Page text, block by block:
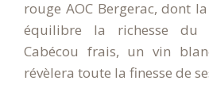
rouge AOC Bergerac, dont
équilibre la richesse du
Cabécou frais, un vin
révèlera toute la finesse de